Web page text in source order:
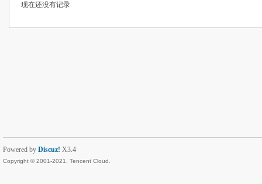
现在还没有记录
Powered by Discuz! X3.4
Copyright © 2001-2021, Tencent Cloud.